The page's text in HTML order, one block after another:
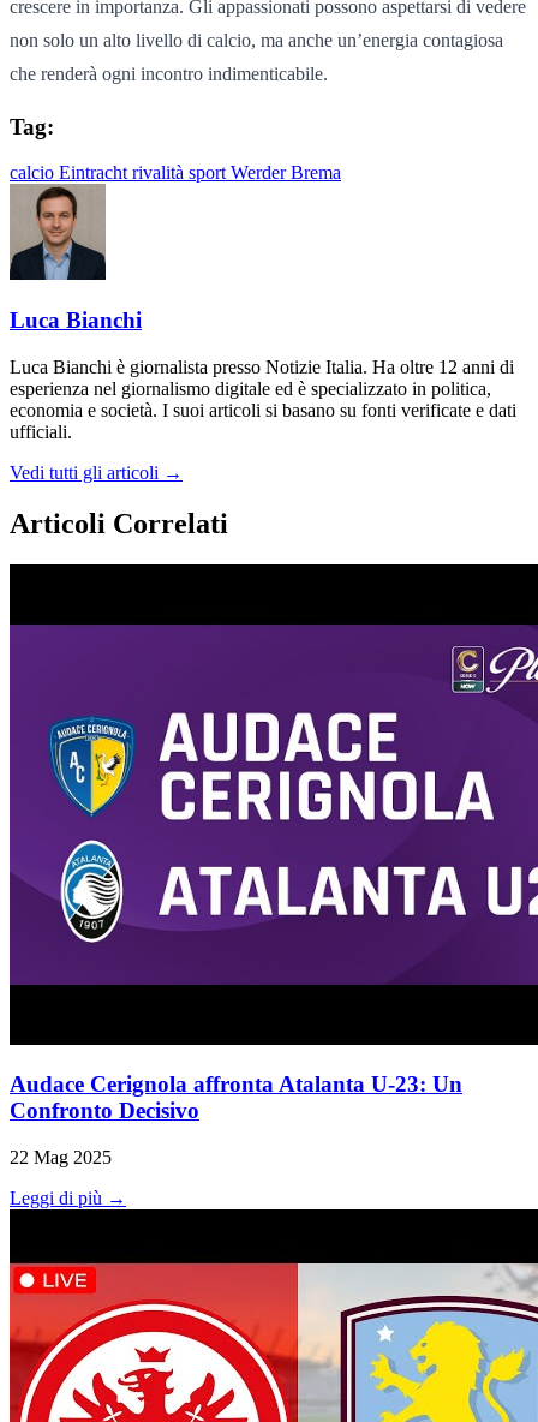
crescere in importanza. Gli appassionati possono aspettarsi di vedere
non solo un alto livello di calcio, ma anche un’energia contagiosa
che renderà ogni incontro indimenticabile.
Tag:
calcio Eintracht rivalità sport Werder Brema
Luca Bianchi
Luca Bianchi è giornalista presso Notizie Italia. Ha oltre 12 anni di
esperienza nel giornalismo digitale ed è specializzato in politica,
economia e società. I suoi articoli si basano su fonti verificate e dati
ufficiali.
Vedi tutti gli articoli →
Articoli Correlati
Audace Cerignola affronta Atalanta U-23: Un
Confronto Decisivo
22 Mag 2025
Leggi di più →